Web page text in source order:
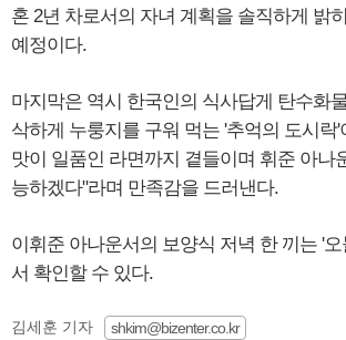
혼 2년 차로서의 자녀 계획을 솔직하게 밝
예정이다.
마지막은 역시 한국인의 식사답게 탄수화
삭하게 누룽지를 구워 먹는 '추억의 도시락
맛이 일품인 라면까지 곁들이며 휘준 아나
능하겠다"라며 만족감을 드러낸다.
이휘준 아나운서의 보양식 저녁 한 끼는 '오
서 확인할 수 있다.
김세훈 기자
shkim@bizenter.co.kr